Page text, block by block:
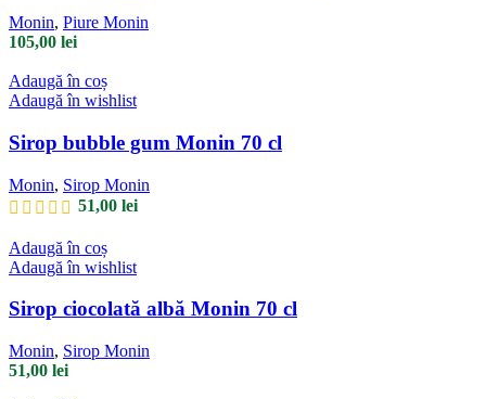
Monin, Piure Monin
105,00 lei
Adaugă în coș
Adaugă în wishlist
Sirop bubble gum Monin 70 cl
Monin, Sirop Monin
51,00 lei
Adaugă în coș
Adaugă în wishlist
Sirop ciocolată albă Monin 70 cl
Monin, Sirop Monin
51,00 lei